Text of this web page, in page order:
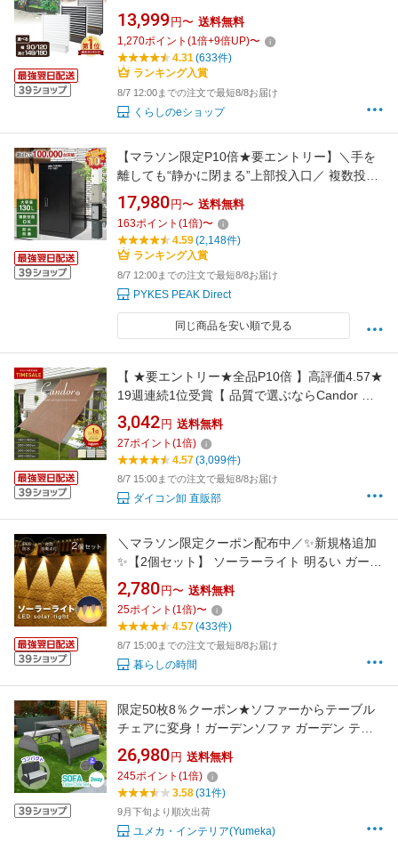
(120×149)(90×149) 目隠し フェンス プランタ
ー ガーデンラティス プランターボックス 花壇
フェンス おしゃれ 山善 YAMAZEN ガーデンマ
スター 【送料無料】
13,999 円〜 送料無料
1,270ポイント (1倍+9倍UP)〜
4.31(633件)
ランキング入賞
8/7 12:00までの注文で最短8/8お届け
くらしのeショップ
【マラソン限定P10倍★要エントリー】＼手を
離しても“静かに閉まる”上部投入口／ 複数投函
可能 宅配ボックス 一戸建て用 大型 特大 大容量
防水 置き配ボックス アパート マンション 印鑑
ホルダー付 組立不要 簡単設置 ホワイト ブラッ
ク ポスト 屋外
17,980 円〜 送料無料
163ポイント (1倍)〜
4.59(2,148件)
ランキング入賞
8/7 12:00までの注文で最短8/8お届け
PYKES PEAK Direct
同じ商品を安い順で見る
【 ★要エントリー★全品P10倍 】高評価4.57★
19週連続1位受賞【 品質で選ぶならCandor 】
日よけ シェード 通気 暑さ対策 紫外線 日よけシ
ェード スクリーン バルコニー オーニング 目隠
し サンシェード 窓 ベランダ 3m 大きい 大型 日
除け シェード 屋外 柊
3,042 円 送料無料
27ポイント (1倍)
4.57(3,099件)
8/7 15:00までの注文で最短8/8お届け
ダイコン卸 直販部
＼マラソン限定クーポン配布中／✨新規格追加
✨【2個セット】 ソーラーライト 明るい ガーデ
ンライト 屋外 照明 ソーラー充電式 階段 ガーデ
ンソーラーライト イルミネーション 太陽光 お
しゃれ LED 門柱灯 表札 壁 花壇 歩道 防水 外構
置き型 防犯 ライトアップ 両面テープ
2,780 円〜 送料無料
25ポイント (1倍)〜
4.57(433件)
8/7 15:00までの注文で最短8/8お届け
暮らしの時間
限定50枚8％クーポン★ソファーからテーブル
チェアに変身！ガーデンソファ ガーデン テー
ブル 2way 切り替え簡単 コンパクト ラタン調
ガーデンファニチャー ベランダテーブル ガー
デンテーブル ガーデンチェアー テーブル ホテ
ル カフェ バルコニー 屋外家具
26,980 円 送料無料
245ポイント (1倍)
3.58(31件)
9月下旬より順次出荷
ユメカ・インテリア(Yumeka)